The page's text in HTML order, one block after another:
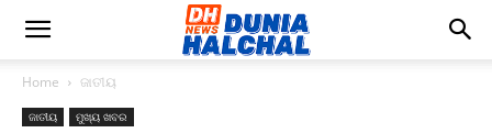
Home ଜାତୀୟ
ଜାତୀୟ ମୁଖ୍ୟ ଖବର